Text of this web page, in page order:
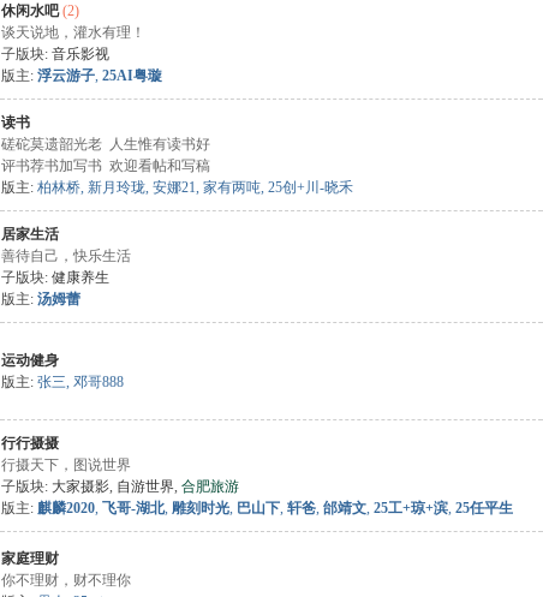
休闲水吧(2)
谈天说地，灌水有理！
子版块: 音乐影视
版主: 浮云游子, 25AI粤璇
读书
磋砣莫遗韶光老 人生惟有读书好
评书荐书加写书 欢迎看帖和写稿
版主: 柏林桥, 新月玲珑, 安娜21, 家有两吨, 25创+川-晓禾
居家生活
善待自己，快乐生活
子版块: 健康养生
版主: 汤姆蕾
运动健身
版主: 张三, 邓哥888
行行摄摄
行摄天下，图说世界
子版块: 大家摄影, 自游世界, 合肥旅游
版主: 麒麟2020, 飞哥-湖北, 雕刻时光, 巴山下, 轩爸, 邰靖文, 25工+琼+滨, 25任平生
家庭理财
你不理财，财不理你